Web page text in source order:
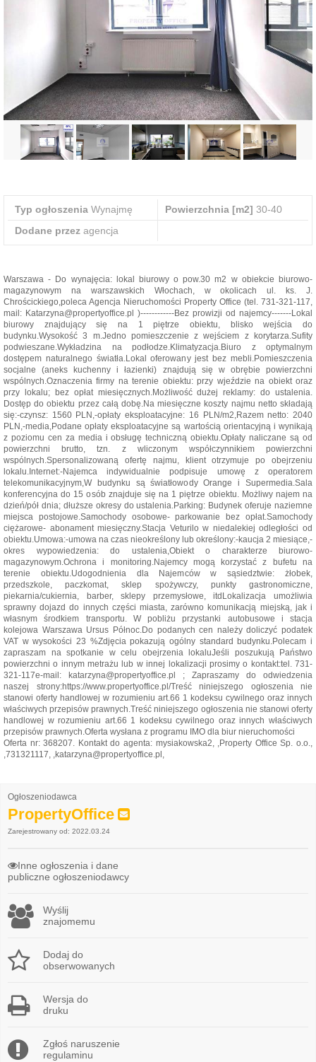
Typ ogłoszenia Wynajmę Powierzchnia [m2] 30-40
Dodane przez agencja
Warszawa - Do wynajęcia: lokal biurowy o pow.30 m2 w obiekcie biurowo-
magazynowym na warszawskich Włochach, w okolicach ul. ks. J.
Chrościckiego,poleca Agencja Nieruchomości Property Office (tel. 731-321-117,
mail: Katarzyna@propertyoffice.pl )------------Bez prowizji od najemcy-------Lokal
biurowy znajdujący się na 1 piętrze obiektu, blisko wejścia do
budynku.Wysokość 3 m.Jedno pomieszczenie z wejściem z korytarza.Sufity
podwieszane.Wykładzina na podłodze.Klimatyzacja.Biuro z optymalnym
dostępem naturalnego światła.Lokal oferowany jest bez mebli.Pomieszczenia
socjalne (aneks kuchenny i łazienki) znajdują się w obrębie powierzchni
wspólnych.Oznaczenia firmy na terenie obiektu: przy wjeździe na obiekt oraz
przy lokalu; bez opłat miesięcznych.Możliwość dużej reklamy: do ustalenia.
Dostęp do obiektu przez całą dobę.Na miesięczne koszty najmu netto składają
się:-czynsz: 1560 PLN,-opłaty eksploatacyjne: 16 PLN/m2,Razem netto: 2040
PLN,-media,Podane opłaty eksploatacyjne są wartością orientacyjną i wynikają
z poziomu cen za media i obsługę techniczną obiektu.Opłaty naliczane są od
powierzchni brutto, tzn. z wliczonym współczynnikiem powierzchni
wspólnych.Spersonalizowaną ofertę najmu, klient otrzymuje po obejrzeniu
lokalu.Internet:-Najemca indywidualnie podpisuje umowę z operatorem
telekomunikacyjnym,W budynku są światłowody Orange i Supermedia.Sala
konferencyjna do 15 osób znajduje się na 1 piętrze obiektu. Możliwy najem na
dzień/pół dnia; dłuższe okresy do ustalenia.Parking: Budynek oferuje naziemne
miejsca postojowe.Samochody osobowe- parkowanie bez opłat.Samochody
ciężarowe- abonament miesięczny.Stacja Veturilo w niedalekiej odległości od
obiektu.Umowa:-umowa na czas nieokreślony lub określony:-kaucja 2 miesiące,-
okres wypowiedzenia: do ustalenia,Obiekt o charakterze biurowo-
magazynowym.Ochrona i monitoring.Najemcy mogą korzystać z bufetu na
terenie obiektu.Udogodnienia dla Najemców w sąsiedztwie: żłobek,
przedszkole, paczkomat, sklep spożywczy, punkty gastronomiczne,
piekarnia/cukiernia, barber, sklepy przemysłowe, itdLokalizacja umożliwia
sprawny dojazd do innych części miasta, zarówno komunikacją miejską, jak i
własnym środkiem transportu. W pobliżu przystanki autobusowe i stacja
kolejowa Warszawa Ursus Północ.Do podanych cen należy doliczyć podatek
VAT w wysokości 23 %Zdjęcia pokazują ogólny standard budynku.Polecam i
zapraszam na spotkanie w celu obejrzenia lokaluJeśli poszukują Państwo
powierzchni o innym metrażu lub w innej lokalizacji prosimy o kontakt:tel. 731-
321-117e-mail: katarzyna@propertyoffice.pl ; Zapraszamy do odwiedzenia
naszej strony:https://www.propertyoffice.pl/Treść niniejszego ogłoszenia nie
stanowi oferty handlowej w rozumieniu art.66 1 kodeksu cywilnego oraz innych
właściwych przepisów prawnych.Treść niniejszego ogłoszenia nie stanowi oferty
handlowej w rozumieniu art.66 1 kodeksu cywilnego oraz innych właściwych
przepisów prawnych.Oferta wysłana z programu IMO dla biur nieruchomości
Oferta nr: 368207. Kontakt do agenta: mysiakowska2, ,Property Office Sp. o.o.,
,731321117, ,katarzyna@propertyoffice.pl,
Ogłoszeniodawca
PropertyOffice
Zarejestrowany od: 2022.03.24
Inne ogłoszenia i dane
publiczne ogłoszeniodawcy
Wyślij
znajomemu
Dodaj do
obserwowanych
Wersja do
druku
Zgłoś naruszenie
regulaminu